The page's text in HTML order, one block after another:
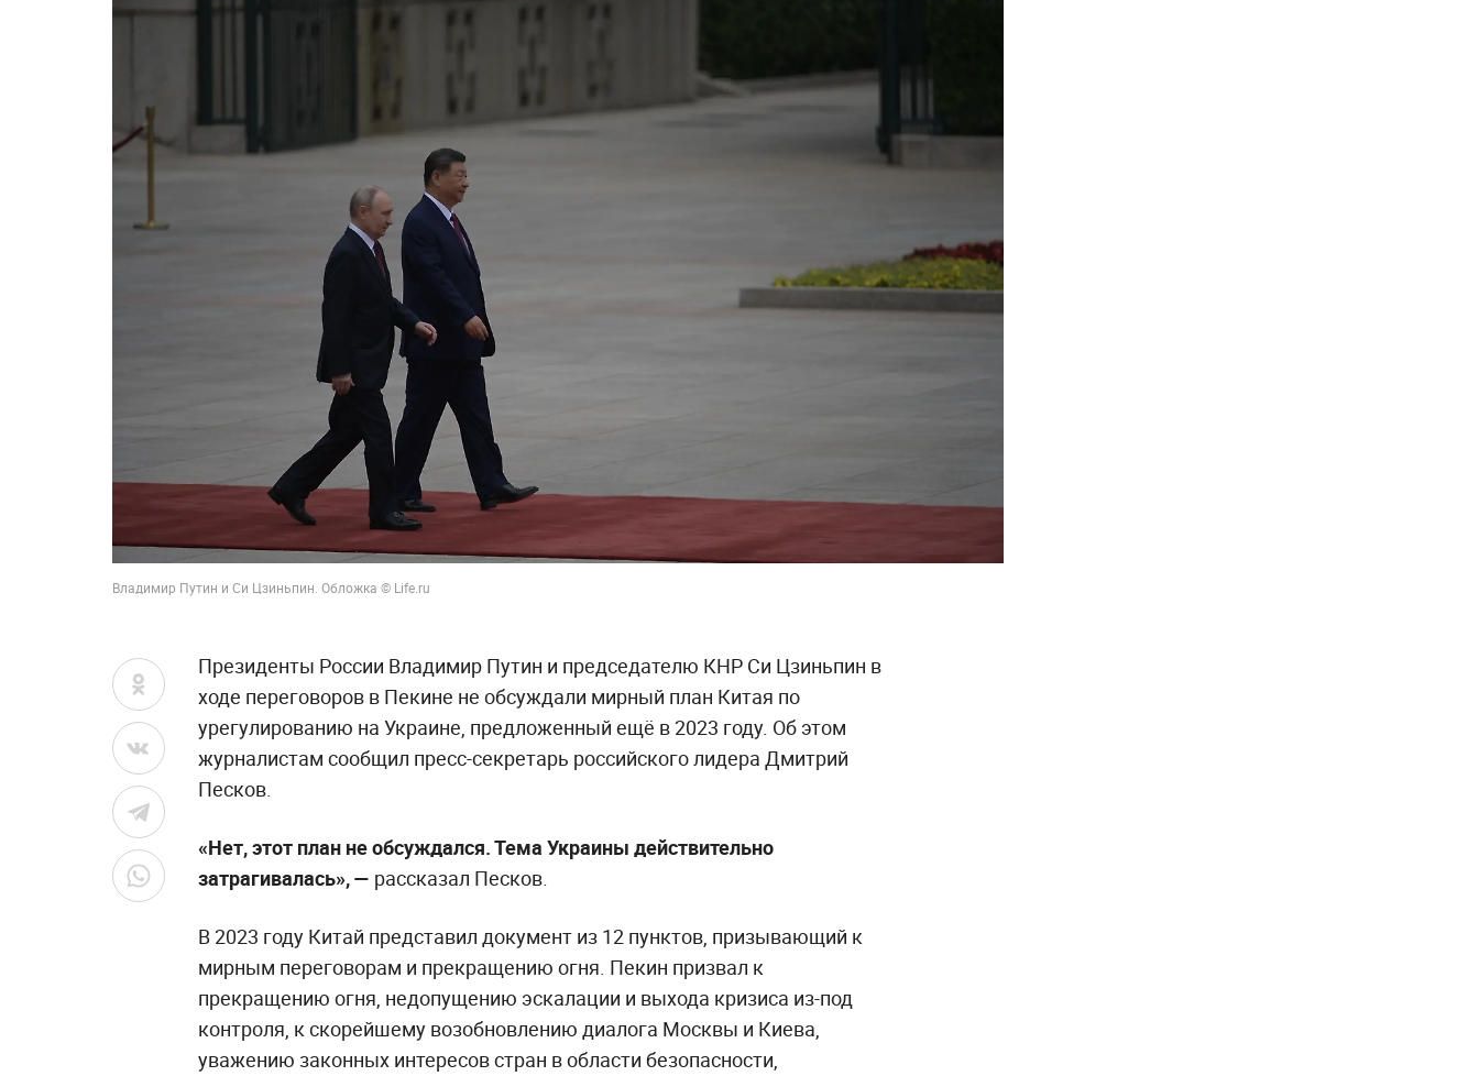
Владимир Путин и Си Цзиньпин. Обложка © Life.ru
Президенты России Владимир Путин и председателю КНР Си Цзиньпин в
ходе переговоров в Пекине не обсуждали мирный план Китая по
урегулированию на Украине, предложенный ещё в 2023 году. Об этом
журналистам сообщил пресс-секретарь российского лидера Дмитрий
Песков.
«Нет, этот план не обсуждался. Тема Украины действительно
затрагивалась», — рассказал Песков.
В 2023 году Китай представил документ из 12 пунктов, призывающий к
мирным переговорам и прекращению огня. Пекин призвал к
прекращению огня, недопущению эскалации и выхода кризиса из-под
контроля, к скорейшему возобновлению диалога Москвы и Киева,
уважению законных интересов стран в области безопасности,